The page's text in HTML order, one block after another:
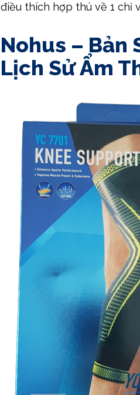
điều thích hợp thú về 1 chỉ
Nohus – Bản
Lịch Sử Ẩm